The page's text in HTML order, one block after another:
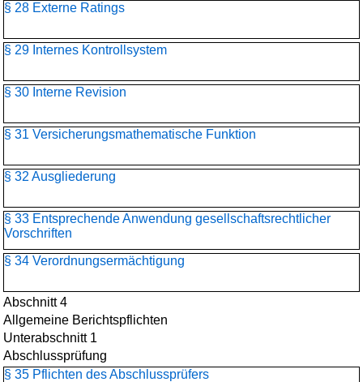
§ 28 Externe Ratings
§ 29 Internes Kontrollsystem
§ 30 Interne Revision
§ 31 Versicherungsmathematische Funktion
§ 32 Ausgliederung
§ 33 Entsprechende Anwendung gesellschaftsrechtlicher
Vorschriften
§ 34 Verordnungsermächtigung
Abschnitt 4
Allgemeine Berichtspflichten
Unterabschnitt 1
Abschlussprüfung
§ 35 Pflichten des Abschlussprüfers